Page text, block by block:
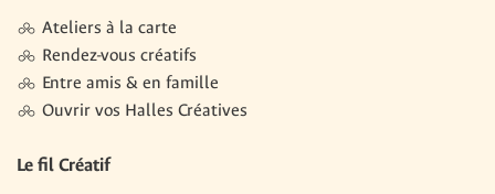
Ateliers à la carte
Rendez-vous créatifs
Entre amis & en famille
Ouvrir vos Halles Créatives
Le fil Créatif